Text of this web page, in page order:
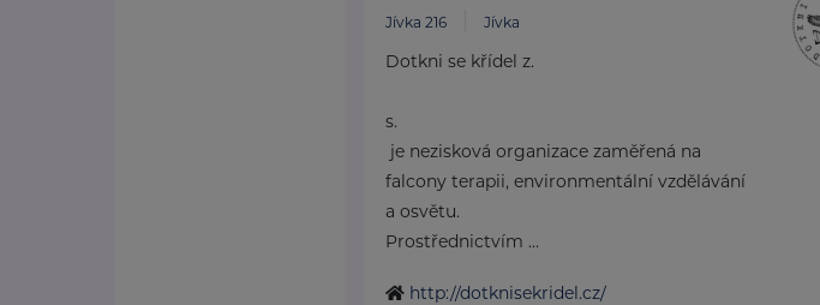
Jívka 216 Jívka
Dotkni se křídel z.
s.
je nezisková organizace zaměřená na
falcony terapii, environmentální vzdělávání
a osvětu.
Prostřednictvím ...
http://dotknisekridel.cz/